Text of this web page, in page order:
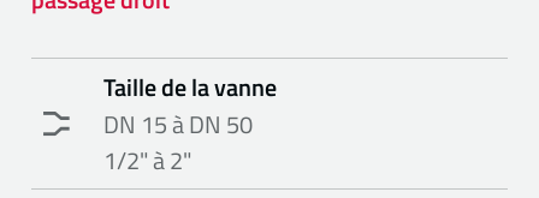
Taille de la vanne
DN 15 à DN 50
1/2" à 2"